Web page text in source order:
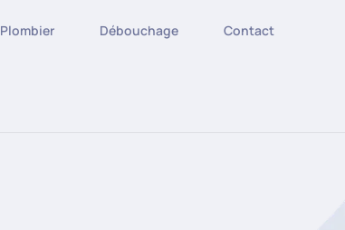
Plombier Débouchage Contact